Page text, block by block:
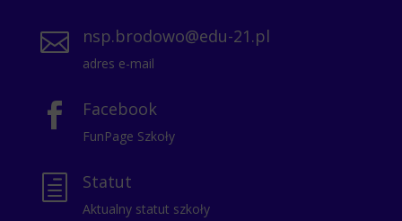
 nsp.brodowo@edu-21.pl
adres e-mail
 Facebook
FunPage Szkoły
h Statut
Aktualny statut szkoły